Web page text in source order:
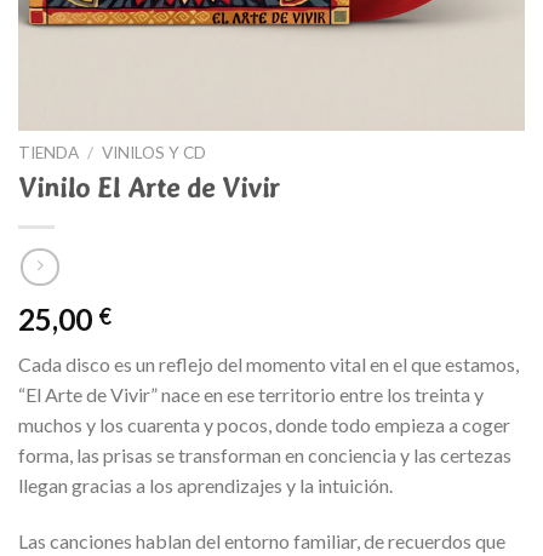
TIENDA / VINILOS Y CD
Vinilo El Arte de Vivir
25,00 €
Cada disco es un reflejo del momento vital en el que estamos,
“El Arte de Vivir” nace en ese territorio entre los treinta y
muchos y los cuarenta y pocos, donde todo empieza a coger
forma, las prisas se transforman en conciencia y las certezas
llegan gracias a los aprendizajes y la intuición.
Las canciones hablan del entorno familiar, de recuerdos que